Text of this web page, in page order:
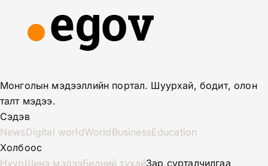
Монголын мэдээллийн портал. Шуурхай, бодит, олон
талт мэдээ.
Сэдэв
NewsDigital worldWorldBusinessEducation
Холбоос
НүүрШинэ мэдээБидний тухайЗар сурталчилгаа